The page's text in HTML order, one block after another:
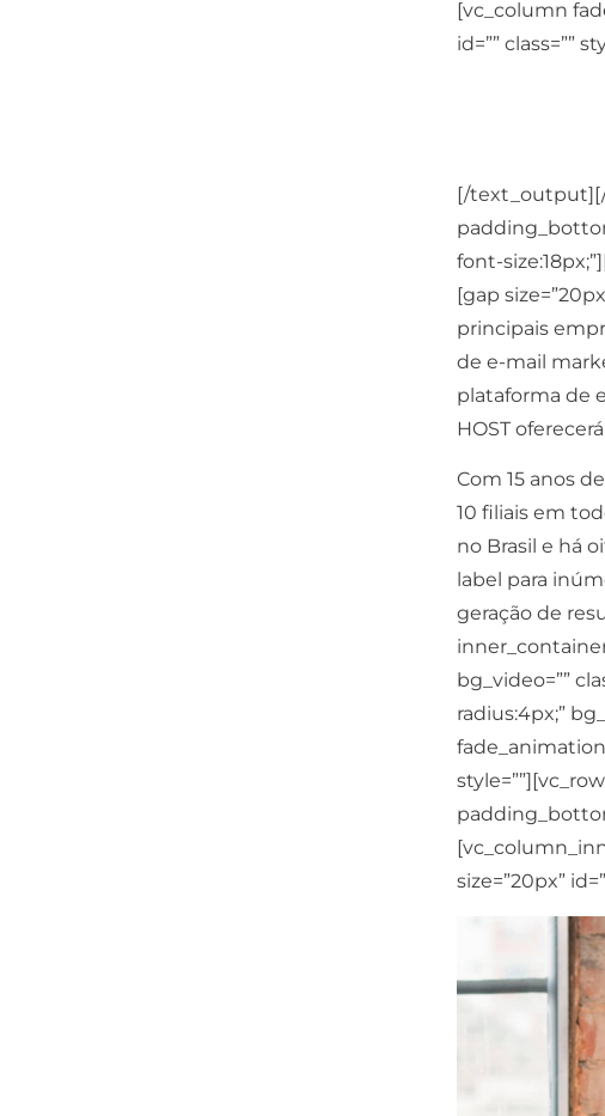
[vc_column
id=”” class=””
[/text_output][/
font-
[gap
principais
de e-mail
plataforma de
HOST
Com 15 anos
10 filiais em
no Brasil e há
label para
geração de
bg_video=””
radius:4px;”
size=”20px”